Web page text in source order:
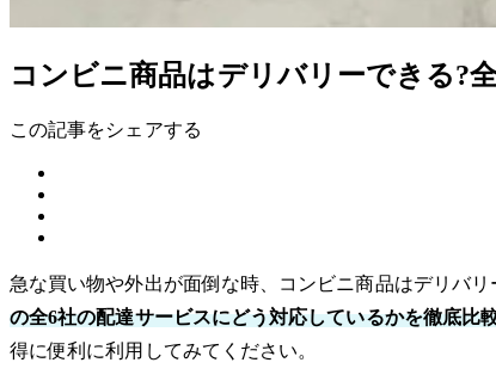
コンビニ商品はデリバリーできる?
この記事をシェアする
急な買い物や外出が面倒な時、コンビニ商品はデリバ
の全6社の配達サービスにどう対応しているかを徹底比
得に便利に利用してみてください。